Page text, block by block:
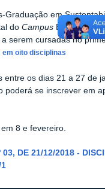
Graduação em
do Campus Bambuí
serem cursadas no
em oito disciplinas
entre os dias 21 a 27 de
poderá se inscrever em
8 e fevereiro.
03, DE 21/12/2018 -
1